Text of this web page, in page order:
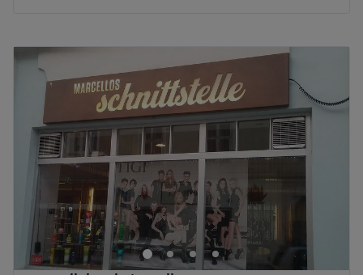
Dienstag
09:00–18:00
Mittwoch
Donnerstag
09:00
18:00
Freitag
09:00–18:00
Samstag
08:00–12:00
Sonntag
Geschlossen
Lust auf tolle Haarschnitte und moderne Farben? Komm
im Salon Hair of Love in Ebergassing vorbei und suche dir
aus dem vielfältigen Angebot das Passende für dich
heraus.